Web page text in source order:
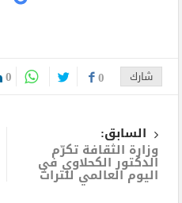
شارك 0
0
السابق:
وزارة الثقافة تكرّم
الدكتور الكحلاوي في
اليوم العالمي للتراث